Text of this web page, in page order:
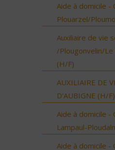
Aide à domicile -
Plouarzel/
Auxiliaire de vie
/Plougonvelin/Le
(H/F)
AUXILIAIRE DE
D'AUBIGNE (H/F)
Aide à domicile -
Lampaul-
Aide à domicile -